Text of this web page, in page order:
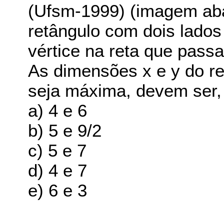
(Ufsm-1999) (imagem
retângulo com dois
vértice na reta que
As dimensões x e y do
seja máxima, devem
a) 4 e 6
b) 5 e 9/2
c) 5 e 7
d) 4 e 7
e) 6 e 3